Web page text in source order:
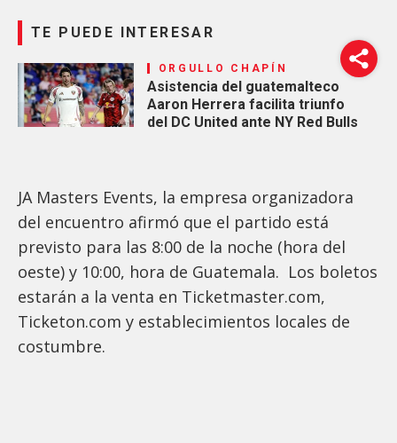
TE PUEDE INTERESAR
ORGULLO CHAPÍN
Asistencia del guatemalteco
Aaron Herrera facilita triunfo
del DC United ante NY Red Bulls
JA Masters Events, la empresa organizadora
del encuentro afirmó que el partido está
previsto para las 8:00 de la noche (hora del
oeste) y 10:00, hora de Guatemala. Los boletos
estarán a la venta en Ticketmaster.com,
Ticketon.com y establecimientos locales de
costumbre.